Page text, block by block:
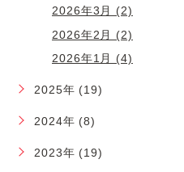
2026年3月 (2)
2026年2月 (2)
2026年1月 (4)
2025年 (19)
2024年 (8)
2023年 (19)